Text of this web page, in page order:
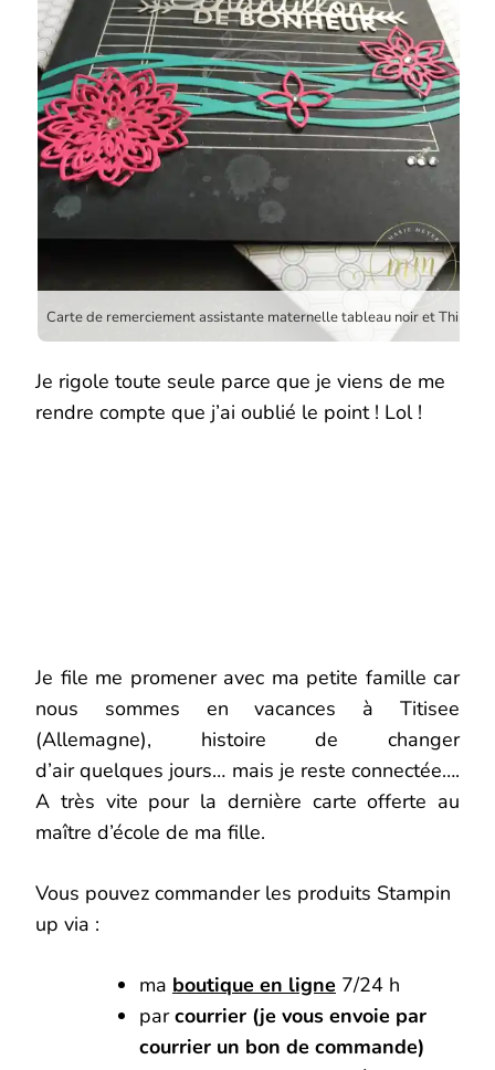
Je rigole toute seule parce que je viens de me
rendre compte que j’ai oublié le point ! Lol !
Je file me promener avec ma petite famille car
nous sommes en vacances à Titisee
(Allemagne), histoire de changer
d’air quelques jours… mais je reste connectée….
A très vite pour la dernière carte offerte au
maître d’école de ma fille.
Vous pouvez commander les produits Stampin
up via :
ma boutique en ligne 7/24 h
parcourrier (je vous envoie par
courrier un bon de commande)